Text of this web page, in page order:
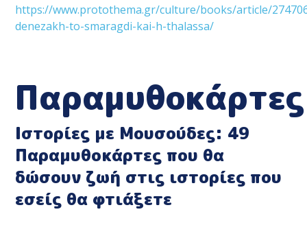
https://www.protothema.gr/culture/books/article/
denezakh-to-smaragdi-kai-h-thalassa/
Παραμυθοκάρτες
Ιστορίες με Μουσούδες: 49
Παραμυθοκάρτες που θα
δώσουν ζωή στις ιστορίες που
εσείς θα φτιάξετε